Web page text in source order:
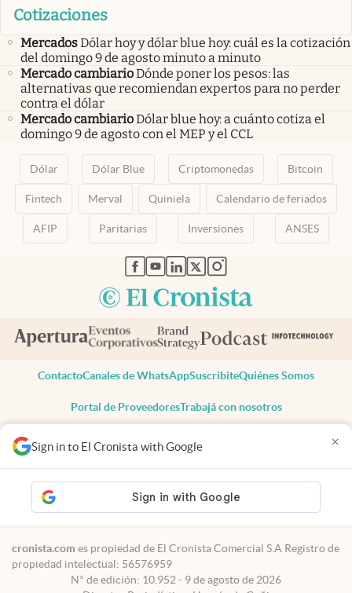
Sign in to El Cronista with Google ×
Cotizaciones
MercadosDólar hoy y dólar blue hoy: cuál es la cotización
del domingo 9 de agosto minuto a minuto
Mercado cambiarioDónde poner los pesos: las
alternativas que recomiendan expertos para no perder
contra el dólar
Mercado cambiarioDólar blue hoy: a cuánto cotiza el
domingo 9 de agosto con el MEP y el CCL
Dólar Dólar Blue Criptomonedas Bitcoin
Fintech Merval Quiniela Calendario de feriados
AFIP Paritarias Inversiones ANSES
abre en nueva pestaña
abre en nueva pestaña
abre en nueva pestaña
abre en nueva pestaña
abre en nueva pestaña
ContactoCanales de WhatsAppSuscribiteQuiénes Somos
Portal de ProveedoresTrabajá con nosotros
Todos los derechos reservados
Privacidad
Consentimiento
Tel:+54 11 7078-3270
cronista.com es propiedad de El Cronista Comercial S.A Registro de
propiedad intelectual: 56576959
N° de edición: 10.952 - 9 de agosto de 2026